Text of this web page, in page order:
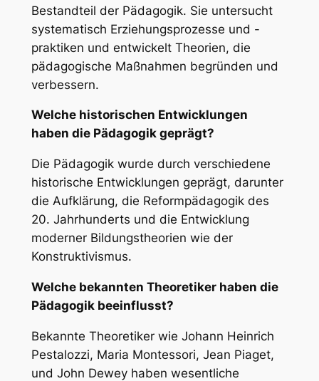
Bestandteil der Pädagogik. Sie untersucht
systematisch Erziehungsprozesse und -
praktiken und entwickelt Theorien, die
pädagogische Maßnahmen begründen und
verbessern.
Welche historischen Entwicklungen
haben die Pädagogik geprägt?
Die Pädagogik wurde durch verschiedene
historische Entwicklungen geprägt, darunter
die Aufklärung, die Reformpädagogik des
20. Jahrhunderts und die Entwicklung
moderner Bildungstheorien wie der
Konstruktivismus.
Welche bekannten Theoretiker haben die
Pädagogik beeinflusst?
Bekannte Theoretiker wie Johann Heinrich
Pestalozzi, Maria Montessori, Jean Piaget,
und John Dewey haben wesentliche